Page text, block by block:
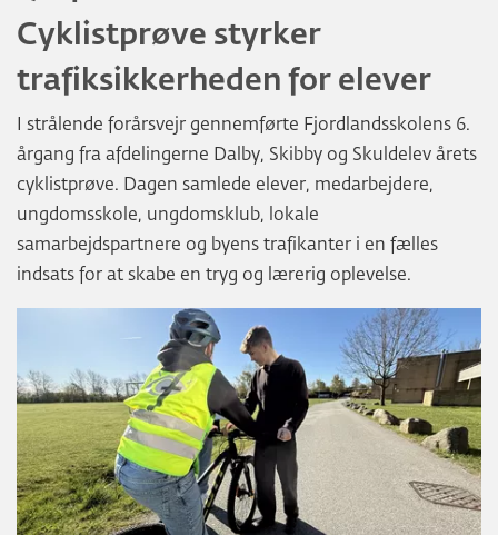
Cyklistprøve styrker
trafiksikkerheden for elever
I strålende forårsvejr gennemførte Fjordlandsskolens 6.
årgang fra afdelingerne Dalby, Skibby og Skuldelev årets
cyklistprøve. Dagen samlede elever, medarbejdere,
ungdomsskole, ungdomsklub, lokale
samarbejdspartnere og byens trafikanter i en fælles
indsats for at skabe en tryg og lærerig oplevelse.